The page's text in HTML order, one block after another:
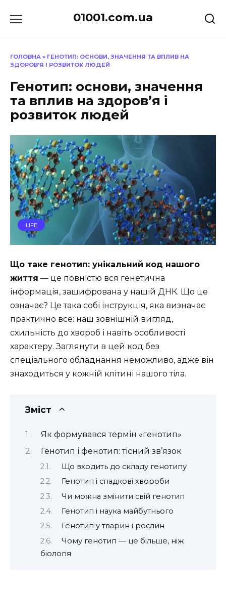
до
01001.com.ua
ГОЛОВНА » ГЕНОТИП: ОСНОВИ, ЗНАЧЕННЯ ТА ВПЛИВ НА
ЗДОРОВ’Я І РОЗВИТОК ЛЮДЕЙ
Генотип: основи, значення
та вплив на здоров’я і
розвиток людей
LIFE
Що таке генотип: унікальний код нашого
життя — це повністю вся генетична
інформація, зашифрована у нашій ДНК. Що це
означає? Це така собі інструкція, яка визначає
практично все: наш зовнішній вигляд,
схильність до хвороб і навіть особливості
характеру. Заглянути в цей код без
спеціального обладнання неможливо, адже він
знаходиться у кожній клітині нашого тіла.
Зміст
Як формувався термін «генотип»
Генотип і фенотип: тісний зв’язок
Що входить до складу генотипу
Генотип і спадкові хвороби
Чи можна змінити свій генотип
Генотип і наука майбутнього
Генотип у тварин і рослин
Чому генотип — це більше, ніж
біологія